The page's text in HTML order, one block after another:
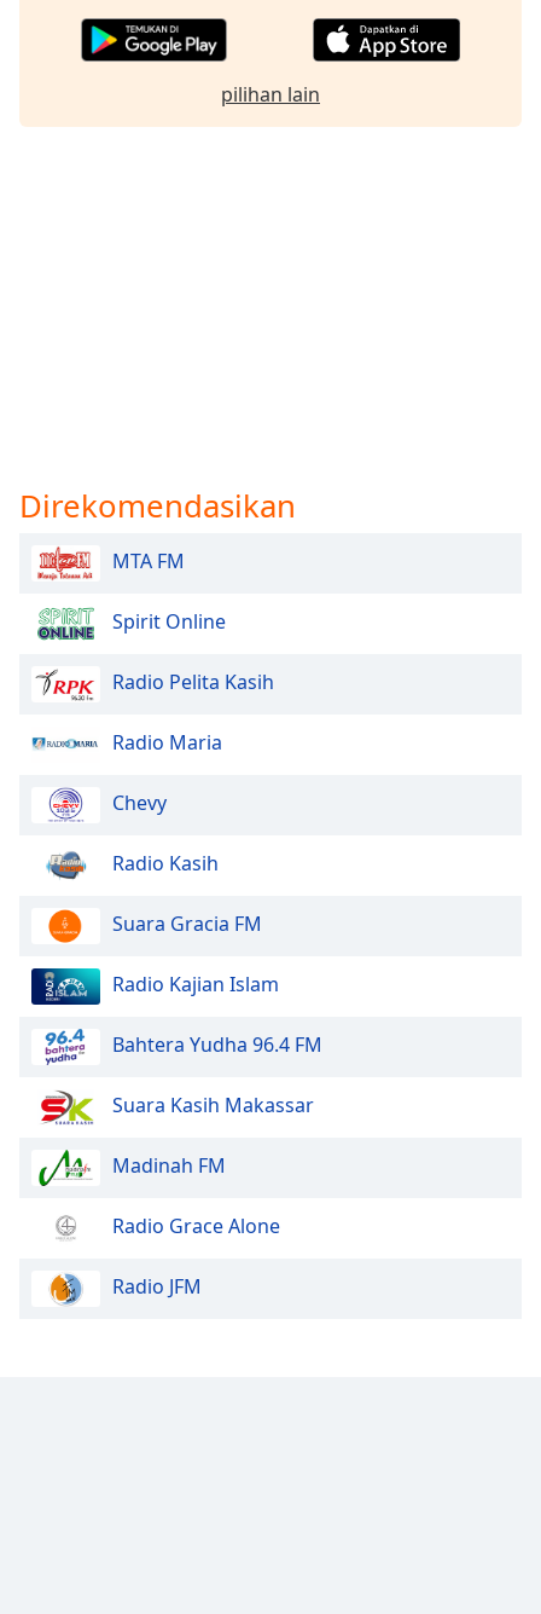
pilihan lain
Direkomendasikan
MTA FM
Spirit Online
Radio Pelita Kasih
Radio Maria
Chevy
Radio Kasih
Suara Gracia FM
Radio Kajian Islam
Bahtera Yudha 96.4 FM
Suara Kasih Makassar
Madinah FM
Radio Grace Alone
Radio JFM